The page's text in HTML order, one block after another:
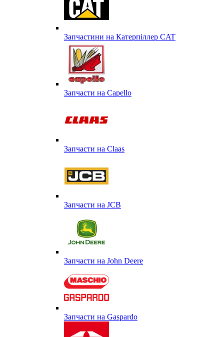
Запчастини на Катерпіллер CAT
Запчасти на Capello
Запчасти на Сlaas
Запчасти на JCB
Запчасти на John Deere
Запчасти на Gaspardo